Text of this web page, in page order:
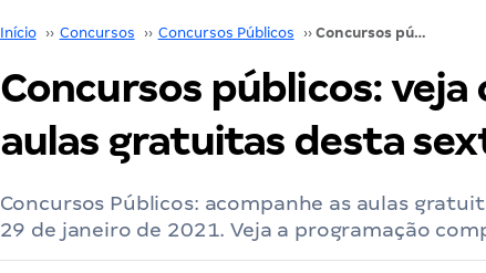
Início ›› Concursos ›› Concursos Públicos ›› Concursos públicos: veja os eventos e aulas gratuitas desta sexta
Concursos públicos: veja
aulas gratuitas desta
Concursos Públicos: acompanhe as aulas
29 de janeiro de 2021. Veja a programação